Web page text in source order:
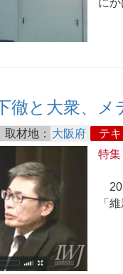
に
徹と大衆、メ
取材地： 大阪府 テキ
特集
「